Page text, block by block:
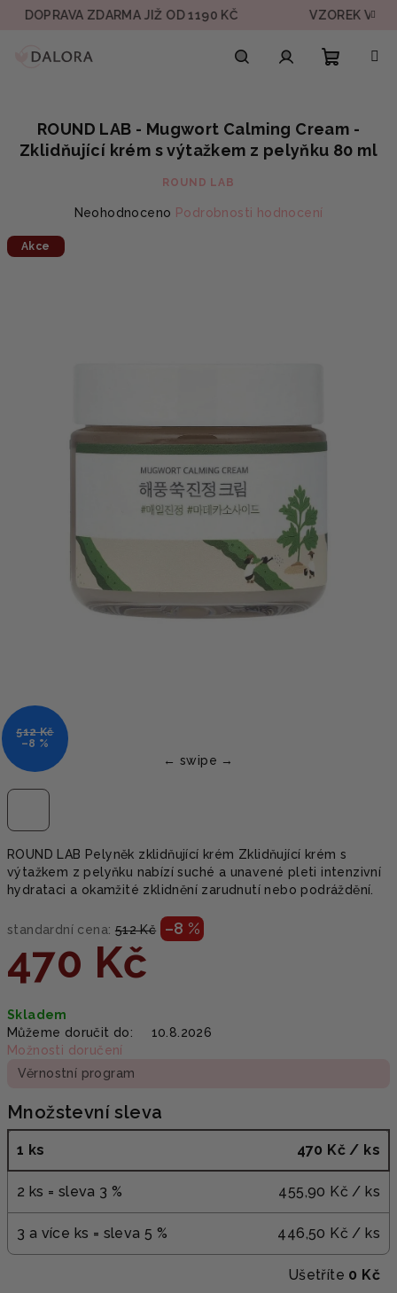
Přejít
ZDARMA JIŽ OD 1190 KČ VZOREK V KAŽDÉ
košík
ROUND LAB Pelyněk zklidňující krém Zklidňující krém s
výtažkem z pelyňku nabízí suché a unavené pleti intenzivní
hydrataci a okamžité zklidnění zarudnutí nebo podráždění.
standardní cena: 512 Kč –8 %
470 Kč
cena:
Skladem
Můžeme doručit do:
10.8.2026
Možnosti doručení
Věrnostní program
Množstevní sleva
1 ks 470 Kč / ks
2 ks = sleva 3 % 455,90 Kč / ks
3 a více ks = sleva 5 % 446,50 Kč / ks
Ušetříte 0 Kč
ROUND LAB - Mugwort Calming Cream -
Zklidňující krém s výtažkem z pelyňku 80 ml
ROUND LAB
Průměrné
Neohodnoceno Podrobnosti hodnocení
Akce
512 Kč
–8 %